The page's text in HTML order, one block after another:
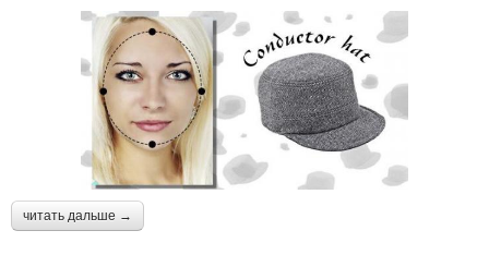
читать дальше →